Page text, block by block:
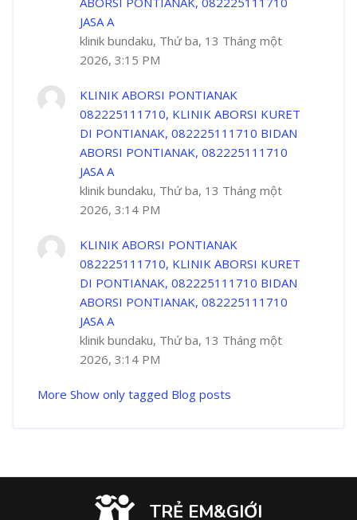
JASA A
klinik bundaku, Thứ ba, 13 Tháng một
2026, 3:15 PM
KLINIK ABORSI PONTIANAK
082225111710, KLINIK ABORSI KURET
DI PONTIANAK, 082225111710 BIDAN
ABORSI PONTIANAK, 082225111710
JASA A
klinik bundaku, Thứ ba, 13 Tháng một
2026, 3:14 PM
KLINIK ABORSI PONTIANAK
082225111710, KLINIK ABORSI KURET
DI PONTIANAK, 082225111710 BIDAN
ABORSI PONTIANAK, 082225111710
JASA A
klinik bundaku, Thứ ba, 13 Tháng một
2026, 3:14 PM
More Show only tagged Blog posts
TRẺ EM&GIỚI